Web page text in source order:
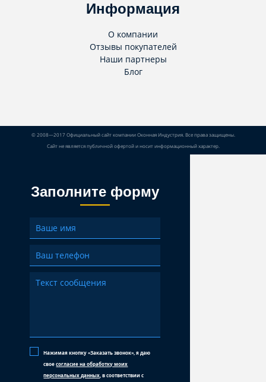
Информация
О компании
Отзывы покупателей
Наши партнеры
Блог
© 2008—2017 Официальный сайт компании Оконная Индустрия. Все права защищены.
Сайт не является публичной офертой и носит информационный характер.
Заполните форму
Нажимая кнопку «Заказать звонок», я даю
своесогласие на обработку моих
персональных данных , в соответствии с